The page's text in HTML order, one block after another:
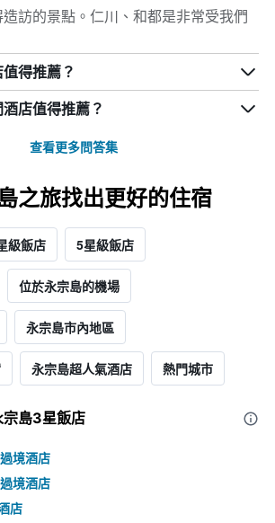
訪的景點。仁川、和都是非常受我們
得推薦？
店值得推薦？
查看更多問答集
之旅找出更好的住宿
級飯店 5星級飯店
位於永宗島的機場
永宗島市內地區
永宗島超人氣酒店 熱門城市
島3星​飯店
境酒店
境酒店
店